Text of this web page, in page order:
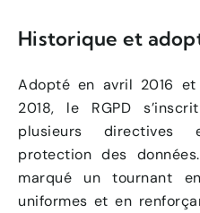
Historique et
Adopté en avril 2016
2018, le RGPD
plusieurs directives
protection des
marqué un tournant
uniformes et en